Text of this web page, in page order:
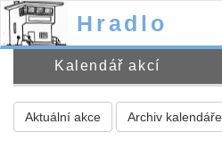
Hradlo
Kalendář akcí
Aktuální akce Archiv kalendáře